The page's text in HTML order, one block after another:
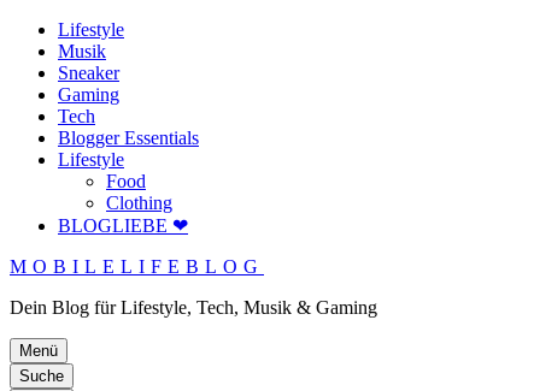
Lifestyle
Musik
Sneaker
Gaming
Tech
Blogger Essentials
Lifestyle
Food
Clothing
BLOGLIEBE ❤
MOBILELIFEBLOG
Dein Blog für Lifestyle, Tech, Musik & Gaming
Menü
Suche